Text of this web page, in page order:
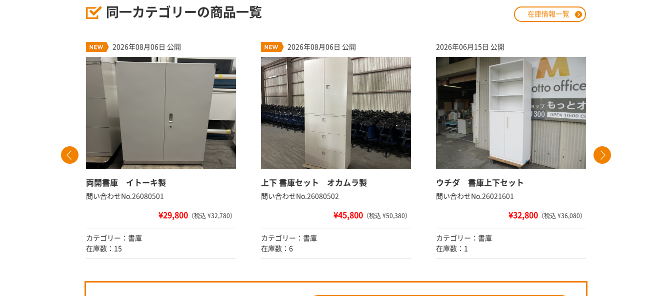
同一カテゴリーの商品一覧 在庫情報一覧
2026年08月06日 公開
両開書庫 イトーキ製
問い合わせNo.26080501
¥29,800 （税込 ¥32,780）
カテゴリー：書庫
在庫数：15
2026年08月06日 公開
上下 書庫セット オカムラ製
問い合わせNo.26080502
¥45,800 （税込 ¥50,380）
カテゴリー：書庫
在庫数：6
2026年06月15日 公開
ウチダ 書庫上下セット
問い合わせNo.26021601
¥32,800 （税込 ¥36,080）
カテゴリー：書庫
在庫数：1